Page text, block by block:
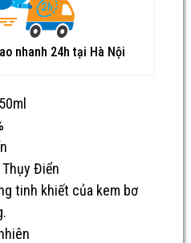
nhanh 24h tại Hà Nội
Điển
tinh khiết của kem bơ